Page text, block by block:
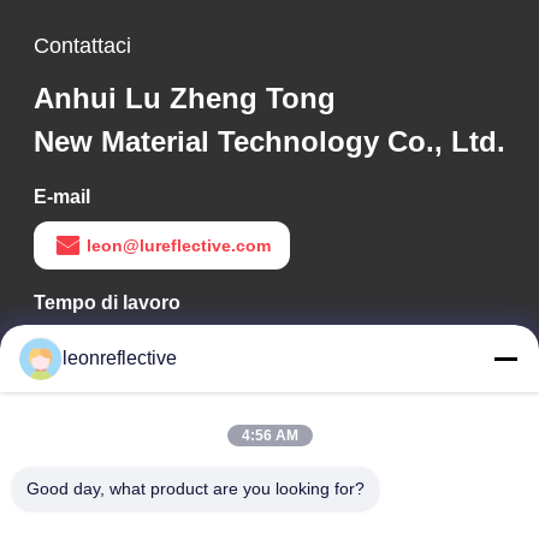
Contattaci
Anhui Lu Zheng Tong
New Material Technology Co., Ltd.
E-mail
leon@lureflective.com
Tempo di lavoro
9:00-18:00
Il nostro indirizzo
zona ad alta tecnologia, Hefei, Anhui, Cina
leonreflective
4:56 AM
Good day, what product are you looking for?